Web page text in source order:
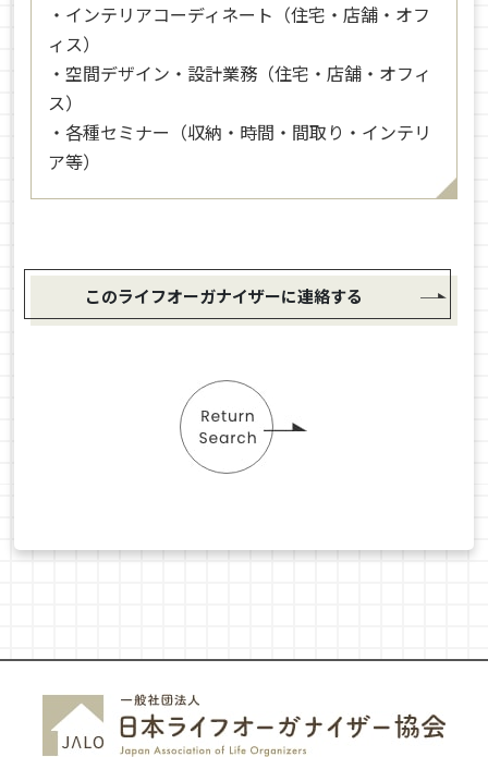
・インテリアコーディネート（住宅・店舗・オフ
ィス）
・空間デザイン・設計業務（住宅・店舗・オフィ
ス）
・各種セミナー（収納・時間・間取り・インテリ
ア等）
このライフオーガナイザーに連絡する